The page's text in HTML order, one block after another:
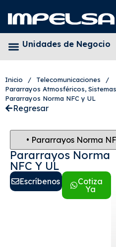
Unidades de Negocio
Inicio / Telecomunicaciones
/
Pararrayos Atmosféricos,
Pararrayos Norma NFC y UL
Regresar
Pararrayos Norma
NFC Y UL
Escríbenos
Cotiza
Ya